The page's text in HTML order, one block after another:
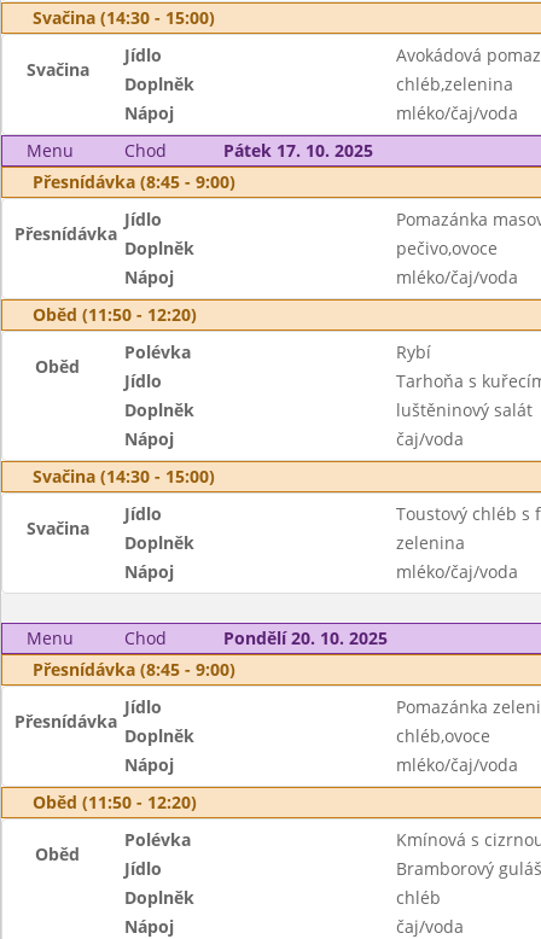
Svačina (14:30 - 15:00)
Svačina
Jídlo
Avokádová
Doplněk
chléb,zelenina
Nápoj
mléko/čaj/voda
Menu
Chod
Pátek 17. 10. 2025
Přesnídávka (8:45 - 9:00)
Přesnídávka
Jídlo
Pomazánka
Doplněk
pečivo,ovoce
Nápoj
mléko/čaj/voda
Oběd (11:50 - 12:20)
Oběd
Polévka
Rybí
Jídlo
Tarhoňa s
Doplněk
luštěninový salát
Nápoj
čaj/voda
Svačina (14:30 - 15:00)
Svačina
Jídlo
Toustový chléb s
Doplněk
zelenina
Nápoj
mléko/čaj/voda
Menu Chod
Pondělí 20. 10. 2025
Přesnídávka (8:45 - 9:00)
Přesnídávka
Jídlo
Pomazánka
Doplněk
chléb,ovoce
Nápoj
mléko/čaj/voda
Oběd (11:50 - 12:20)
Oběd
Polévka
Kmínová s
Jídlo
Bramborový guláš
Doplněk
chléb
Nápoj
čaj/voda